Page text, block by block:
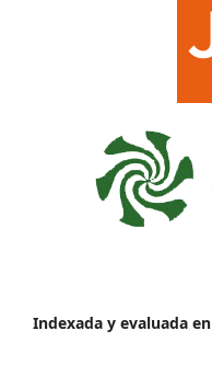
Indexada y evaluada en